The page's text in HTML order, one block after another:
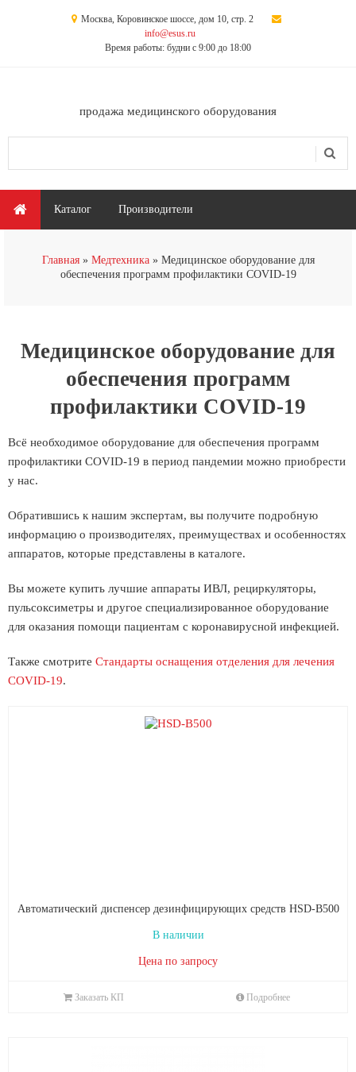
Москва, Коровинское шоссе, дом 10, стр. 2
info@esus.ru
Время работы: будни с 9:00 до 18:00
продажа медицинского оборудования
Главное меню
Каталог Производители
Главная Медтехника
Медицинское оборудование для
обеспечения программ профилактики COVID-19
Медицинское оборудование для
обеспечения программ
профилактики COVID-19
Всё необходимое оборудование для обеспечения программ
профилактики COVID-19 в период пандемии можно приобрести
у нас.
Обратившись к нашим экспертам, вы получите подробную
информацию о производителях, преимуществах и особенностях
аппаратов, которые представлены в каталоге.
Вы можете купить лучшие аппараты ИВЛ, рециркуляторы,
пульсоксиметры и другое специализированное оборудование
для оказания помощи пациентам с коронавирусной инфекцией.
Также смотрите Стандарты оснащения отделения для лечения
COVID-19.
Автоматический диспенсер дезинфицирующих средств HSD-В500
В наличии
Цена по запросу
Заказать КП Подробнее